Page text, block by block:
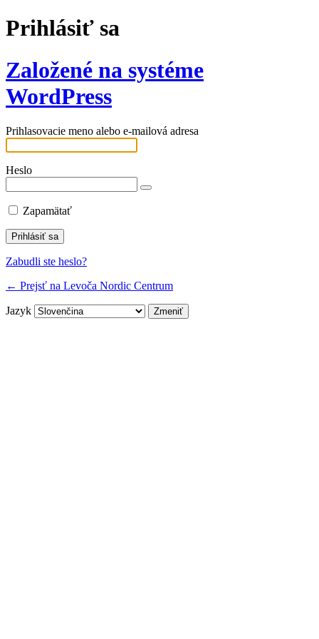
Prihlásiť sa
Založené na systéme
WordPress
Prihlasovacie meno alebo e-mailová adresa
Heslo
Zapamätať
Zabudli ste heslo?
← Prejsť na Levoča Nordic Centrum
Jazyk